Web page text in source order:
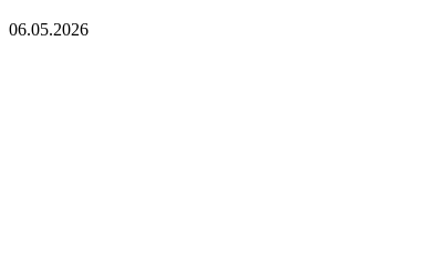
06.05.2026